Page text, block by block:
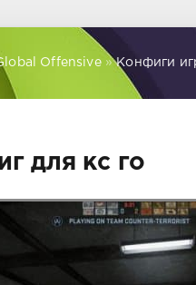
Offensive»Конфиги
для кс го